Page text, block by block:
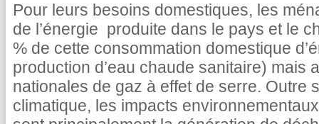
Pour leurs besoins domestiques, les
de l’énergie produite dans le pays et le
% de cette consommation domestique
production d’eau chaude sanitaire) mais
nationales de gaz à effet de serre. Outre
climatique, les impacts